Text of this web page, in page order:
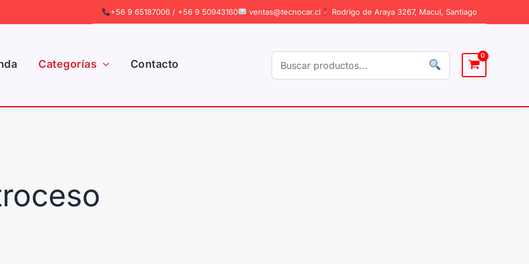
+56 9 65187006 / +56 9 50943160 ventas@tecnocar.cl Rodrigo de Araya 3267, Macul, Santiago
Categorías Contacto